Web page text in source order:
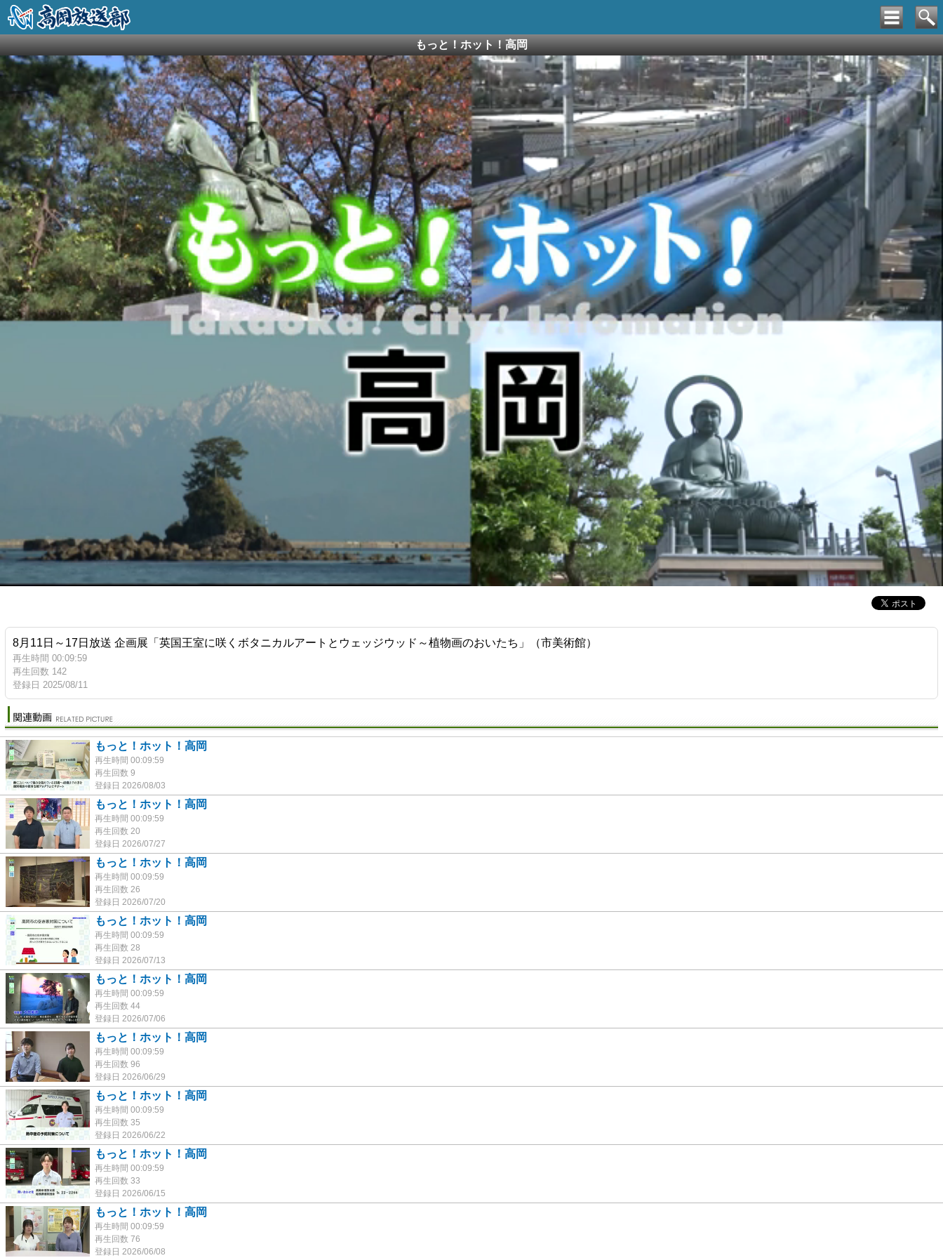
もっと！ホット！高岡
8月11日～17日放送 企画展「英国王室に咲くボタニカルアートとウェッジウッド～植物画のおいたち」（市美術館）
再生時間 00:09:59
再生回数 142
登録日 2025/08/11
もっと！ホット！高岡
再生時間 00:09:59
再生回数 9
登録日 2026/08/03
もっと！ホット！高岡
再生時間 00:09:59
再生回数 20
登録日 2026/07/27
もっと！ホット！高岡
再生時間 00:09:59
再生回数 26
登録日 2026/07/20
もっと！ホット！高岡
再生時間 00:09:59
再生回数 28
登録日 2026/07/13
もっと！ホット！高岡
再生時間 00:09:59
再生回数 44
登録日 2026/07/06
もっと！ホット！高岡
再生時間 00:09:59
再生回数 96
登録日 2026/06/29
もっと！ホット！高岡
再生時間 00:09:59
再生回数 35
登録日 2026/06/22
もっと！ホット！高岡
再生時間 00:09:59
再生回数 33
登録日 2026/06/15
もっと！ホット！高岡
再生時間 00:09:59
再生回数 76
登録日 2026/06/08